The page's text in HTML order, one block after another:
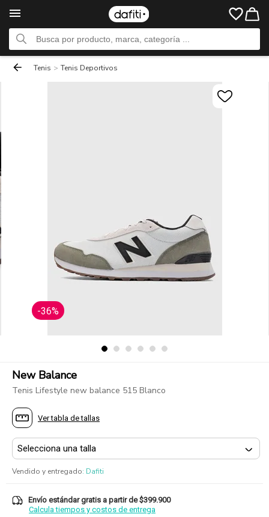
Tenis > Tenis Deportivos
-36%
New Balance
Tenis Lifestyle new balance 515 Blanco
Ver tabla de tallas
Vendido y entregado: Dafiti
Envío estándar gratis a partir de $399.900
Calcula tiempos y costos de entrega